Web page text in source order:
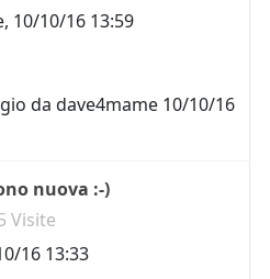
, 10/10/16 13:59
da dave4mame 10/10/16
nuova :-)
Visite
16 13:33